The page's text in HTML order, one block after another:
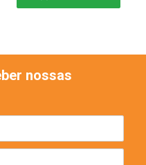
nossas